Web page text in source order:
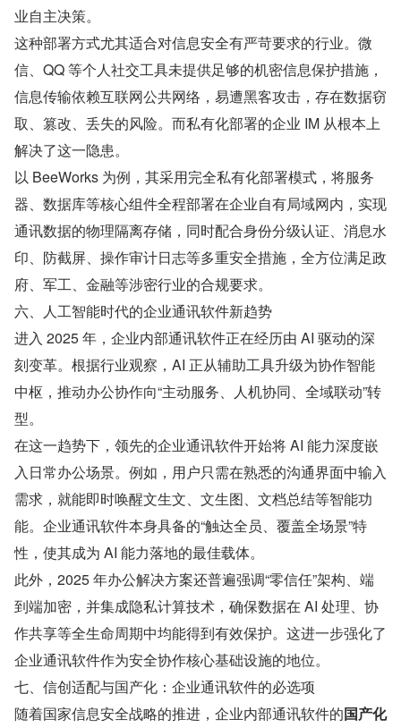
业自主决策。
这种部署方式尤其适合对信息安全有严苛要求的行业。微
信、QQ 等个人社交工具未提供足够的机密信息保护措施，
信息传输依赖互联网公共网络，易遭黑客攻击，存在数据窃
取、篡改、丢失的风险。而私有化部署的企业 IM 从根本上
解决了这一隐患。
以 BeeWorks 为例，其采用完全私有化部署模式，将服务
器、数据库等核心组件全程部署在企业自有局域网内，实现
通讯数据的物理隔离存储，同时配合身份分级认证、消息水
印、防截屏、操作审计日志等多重安全措施，全方位满足政
府、军工、金融等涉密行业的合规要求。
六、人工智能时代的企业通讯软件新趋势
进入 2025 年，企业内部通讯软件正在经历由 AI 驱动的深
刻变革。根据行业观察，AI 正从辅助工具升级为协作智能
中枢，推动办公协作向“主动服务、人机协同、全域联动”转
型。
在这一趋势下，领先的企业通讯软件开始将 AI 能力深度嵌
入日常办公场景。例如，用户只需在熟悉的沟通界面中输入
需求，就能即时唤醒文生文、文生图、文档总结等智能功
能。企业通讯软件本身具备的“触达全员、覆盖全场景”特
性，使其成为 AI 能力落地的最佳载体。
此外，2025 年办公解决方案还普遍强调“零信任”架构、端
到端加密，并集成隐私计算技术，确保数据在 AI 处理、协
作共享等全生命周期中均能得到有效保护。这进一步强化了
企业通讯软件作为安全协作核心基础设施的地位。
七、信创适配与国产化：企业通讯软件的必选项
随着国家信息安全战略的推进，企业内部通讯软件的国产化